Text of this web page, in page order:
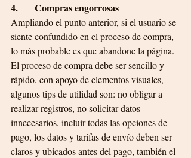
4.       Compras engorrosas
Ampliando el punto anterior, si el usuario se
siente confundido en el proceso de compra,
lo más probable es que abandone la página.
El proceso de compra debe ser sencillo y
rápido, con apoyo de elementos visuales,
algunos tips de utilidad son: no obligar a
realizar registros, no solicitar datos
innecesarios, incluir todas las opciones de
pago, los datos y tarifas de envío deben ser
claros y ubicados antes del pago, también el